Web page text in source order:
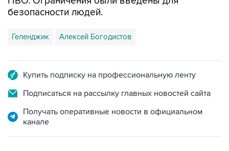
безопасности людей.
Геленджик Алексей Богодистов
Купить подписку на профессиональную ленту
Подписаться на рассылку главных новостей сайта
Получать оперативные новости в официальном
канале